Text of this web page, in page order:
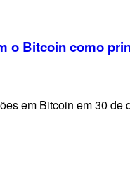
o Bitcoin como
em Bitcoin em 30 de